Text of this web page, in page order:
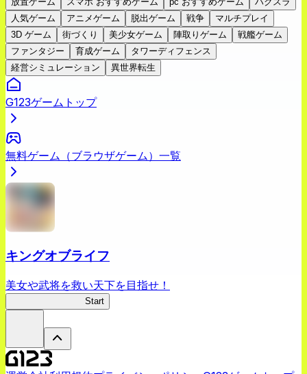
人気ゲーム
アニメゲーム 脱出ゲーム 戦争
マルチプレイ
3D ゲーム
街づくり 美少女ゲーム 陣取りゲーム
戦艦ゲーム
ファンタジー
育成ゲーム
タワーディフェンス
経営シミュレーション
異世界転生
G123ゲームトップ
無料ゲーム（ブラウザゲーム）一覧
キングオブライフ
美女や武将を救い天下を目指せ！
Start